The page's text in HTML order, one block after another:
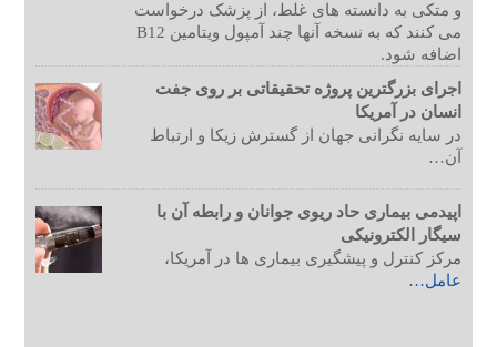
و متکی به دانسته های غلط، از پزشک درخواست
می کنند که به نسخه آنها چند آمپول ویتامین B12
اضافه شود.
اجرای بزرگترین پروژه تحقیقاتی بر روی جفت
انسان در آمریکا
در سایه نگرانی جهان از گسترش زیکا و ارتباط
آن…
اپیدمی بیماری حاد ریوی جوانان و رابطه آن با
سیگار الکترونیکی
مرکز کنترل و پیشگیری بیماری ها در آمریکا،
عامل…